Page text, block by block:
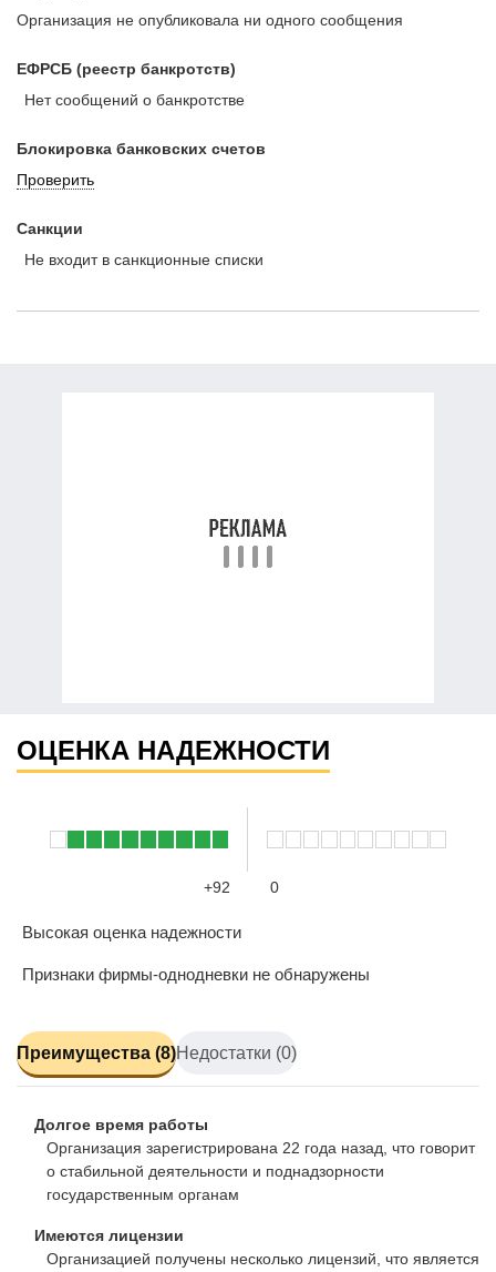
Организация не опубликовала ни одного сообщения
ЕФРСБ (реестр банкротств)
Нет сообщений о банкротстве
Блокировка банковских счетов
Проверить
Санкции
Не входит в санкционные списки
ОЦЕНКА НАДЕЖНОСТИ
+92 0
Высокая оценка надежности
Признаки фирмы-однодневки не обнаружены
Преимущества (8)Недостатки (0)
Долгое время работы
Организация зарегистрирована 22 года назад, что говорит
о стабильной деятельности и поднадзорности
государственным органам
Имеются лицензии
Организацией получены несколько лицензий, что является